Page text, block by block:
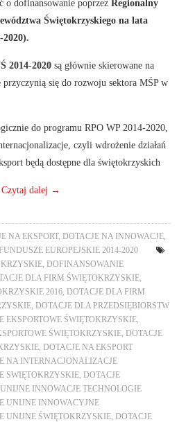
o dofinansowanie poprzezRegionalny
Świętokrzyskiego na lata
2020).
2014-2020 są głównie skierowane na
się do rozwoju sektora MŚP w
do programu RPO WP 2014-2020,
czyli wdrożenie działań
będą dostępne dla świętokrzyskich
Czytaj dalej →
NA EKSPORT,DOTACJE NA INNOWACJE,
FUNDUSZE EUROPEJSKIE 2014-2020
,DOFINANSOWANIE
DLA FIRM ŚWIĘTOKRZYSKIE,
2016,DOTACJE DLA FIRM
,DOTACJE DLA PRZEDSIĘBIORSTW
EKSPORTOWE ŚWIĘTOKRZYSKIE,
ŚWIĘTOKRZYSKIE,DOTACJE
,DOTACJE NA EKSPORT
NA INTERNACJONALIZACJE
SWIĘTOKRZYSKIE,DOTACJE
INNOWACJE TECHNOLOGIE
UNIJNE INNOWACYJNE
UNIJNE ŚWIĘTOKRZYSKIE,DOTACJE